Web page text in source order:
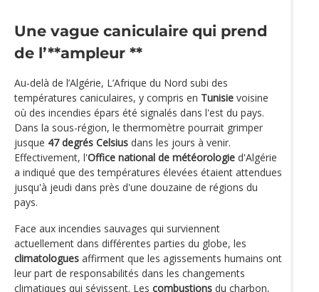
Une vague caniculaire qui prend
de l’**ampleur **
Au-delà de l’Algérie, L’Afrique du Nord subi des
températures caniculaires, y compris en Tunisie voisine
où des incendies épars été signalés dans l'est du pays.
Dans la sous-région, le thermomètre pourrait grimper
jusque 47 degrés Celsius dans les jours à venir.
Effectivement, l'Office national de météorologie d'Algérie
a indiqué que des températures élevées étaient attendues
jusqu'à jeudi dans près d'une douzaine de régions du
pays.
Face aux incendies sauvages qui surviennent
actuellement dans différentes parties du globe, les
climatologues affirment que les agissements humains ont
leur part de responsabilités dans les changements
climatiques qui sévissent. Les combustions du charbon,